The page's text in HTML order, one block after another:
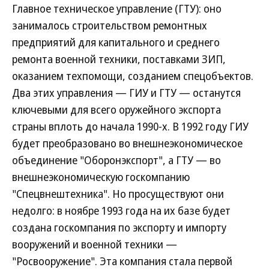
Главное техническое управление (ГТУ): оно
занималось строительством ремонтных
предприятий для капитального и среднего
ремонта военной техники, поставками ЗИП,
оказанием техпомощи, созданием спецобъектов.
Два этих управления — ГИУ и ГТУ — останутся
ключевыми для всего оружейного экспорта
страны вплоть до начала 1990-х. В 1992 году ГИУ
будет преобразовано во внешнеэкономическое
объединение "Оборонэкспорт", а ГТУ — во
внешнеэкономическую госкомпанию
"Спецвнештехника". Но просуществуют они
недолго: в ноябре 1993 года на их базе будет
создана госкомпания по экспорту и импорту
вооружений и военной техники —
"Росвооружение". Эта компания стала первой